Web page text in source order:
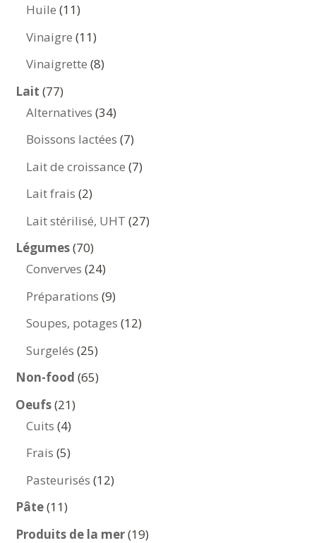
Huile 1111
produits
Vinaigre 1111
produits
Vinaigrette 88
Lait 7777
produits
Alternatives 3434
produits
Boissons lactées 77
produits
Lait de croissance 77
Lait frais 22
produits
Lait stérilisé, UHT 2727
Légumes 7070
produits
Converves 2424
produits
Préparations 99
produits
Soupes, potages 1212
Surgelés 2525
produits
Non-food 6565
Oeufs 2121
Cuits 44
produits
Frais 55
produits
Pasteurisés 1212
Pâte 1111
produits
Produits de la mer 1919